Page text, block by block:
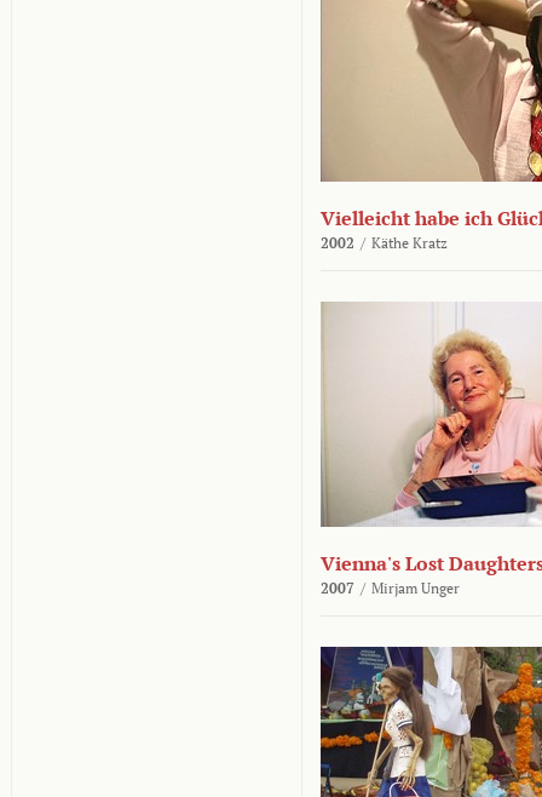
Vielleicht habe ich
2002 / Käthe Kratz
Vienna's Lost
2007 / Mirjam Unger